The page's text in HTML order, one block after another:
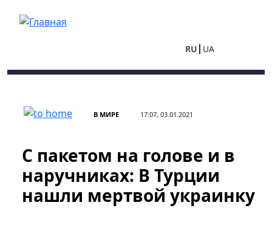
RU UA
В МИРЕ 17:07, 03.01.2021
С пакетом на голове и в
наручниках: В Турции
нашли мертвой украинку